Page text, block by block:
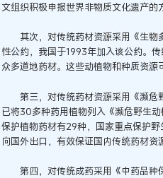
文组织积极申报世界非物质文化遗产的
其次，对传统药材资源采用《生物
性公约，我国于1993年加入该公约。
众多道地药材。这些动植物和种质资源
第三，对传统药材资源采用《濒危
已将30多种药用植物列入《濒危野生
保护植物药材有29种，国家重点保护
向国外出口，有效保证国内传统药材资
第四，对传统成药采用《中药品种保